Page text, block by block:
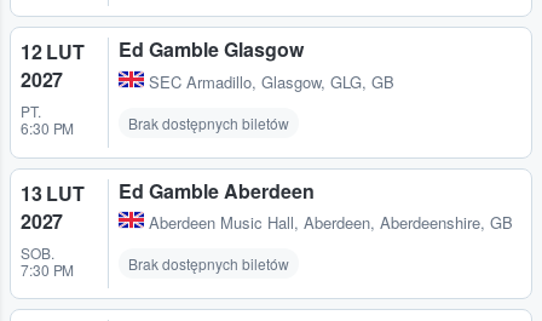
12 LUT
2027
PT.
6:30 PM
Ed Gamble Glasgow
SEC Armadillo, Glasgow, GLG, GB
Brak dostępnych biletów
13 LUT
2027
SOB.
7:30 PM
Ed Gamble Aberdeen
Aberdeen Music Hall, Aberdeen, Aberdeenshire, GB
Brak dostępnych biletów